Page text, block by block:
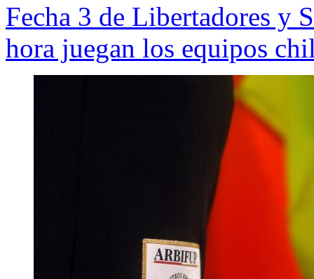
Fecha 3 de Libertadores y
hora juegan los equipos